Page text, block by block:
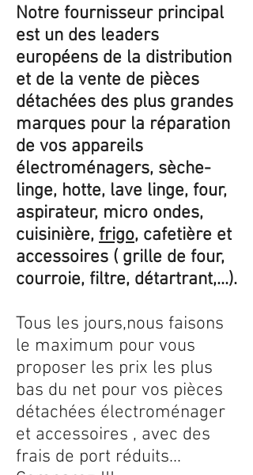
Notre fournisseur principal
est un des leaders
européens de la distribution
et de la vente de pièces
détachées des plus grandes
marques pour la réparation
de vos appareils
électroménagers, sèche-
linge, hotte, lave linge, four,
aspirateur, micro ondes,
cuisinière, frigo, cafetière et
accessoires ( grille de four,
courroie, filtre, détartrant,...).
Tous les jours,nous faisons
le maximum pour vous
proposer les prix les plus
bas du net pour vos pièces
détachées électroménager
et accessoires , avec des
frais de port réduits...